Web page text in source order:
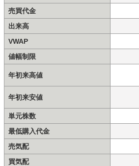
売買代金
出来高
VWAP
値幅制限
年初来高値
年初来安値
単元株数
最低購入代金
売気配
買気配